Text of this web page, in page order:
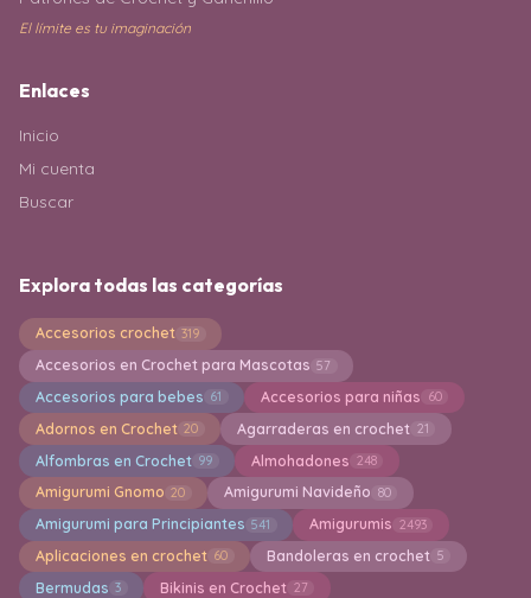
El límite es tu imaginación
Enlaces
Inicio
Mi cuenta
Buscar
Explora todas las categorías
Accesorios crochet 319
Accesorios en Crochet para Mascotas 57
Accesorios para bebes 61 Accesorios para niñas 60
Adornos en Crochet 20 Agarraderas en crochet 21
Alfombras en Crochet 99 Almohadones 248
Amigurumi Gnomo 20 Amigurumi Navideño 80
Amigurumi para Principiantes 541 Amigurumis 2493
Aplicaciones en crochet 60 Bandoleras en crochet 5
Bermudas 3 Bikinis en Crochet 27